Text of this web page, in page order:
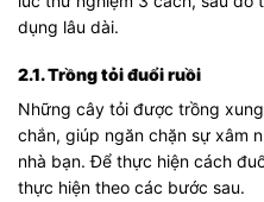
dụng lâu dài.
2.1. Trồng tỏi đuổi ruồi
Những cây tỏi được trồng
chắn, giúp ngăn chặn sự xâm
nhà bạn. Để thực hiện cách
thực hiện theo các bước sau.